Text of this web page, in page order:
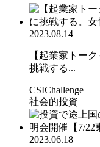
2023.08.14
【起業家トー
挑戦する...
CSIChallenge
社会的投資
2023.06.18